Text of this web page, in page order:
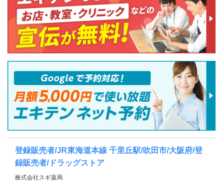
登録販売者/JR東海道本線 千里丘駅/吹田市/大阪府/登
録販売者/ドラッグストア
株式会社スギ薬局